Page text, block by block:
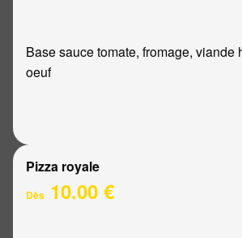
Base sauce tomate, fromage, viande
oeuf
Pizza royale
Dès 10.00 €